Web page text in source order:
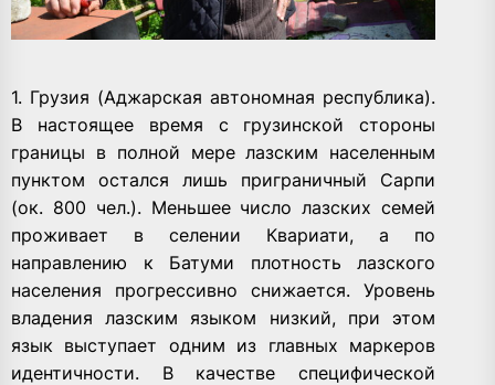
1. Грузия (Аджарская автономная республика).
В настоящее время с грузинской стороны
границы в полной мере лазским населенным
пунктом остался лишь приграничный Сарпи
(ок. 800 чел.). Меньшее число лазских семей
проживает в селении Квариати, а по
направлению к Батуми плотность лазского
населения прогрессивно снижается. Уровень
владения лазским языком низкий, при этом
язык выступает одним из главных маркеров
идентичности. В качестве специфической